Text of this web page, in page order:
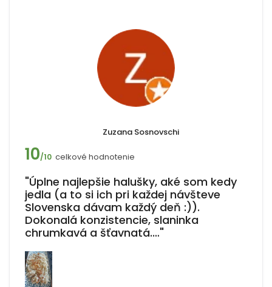
Zuzana Sosnovschi
10/10 celkové hodnotenie
"Úplne najlepšie halušky, aké som kedy
jedla (a to si ich pri každej návšteve
Slovenska dávam každý deň :)).
Dokonalá konzistencie, slaninka
chrumkavá a šťavnatá.…"